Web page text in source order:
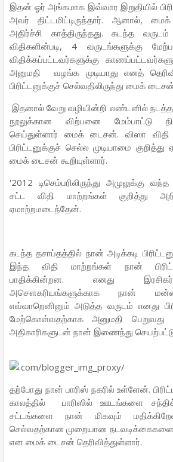
இதன் ஓர் அங்கமாக இவ்வார இறுதியில்
அவர் திட்டமிட்டிருந்தார். ஆனால்,
அதிர்ச்சி காத்திருந்தது. கடந்த
விதிகளின்படி, 4 வருடங்களுக்கு
விதிக்கப்பட்டவர்களுக்கு
அனுமதி வழங்க முடியாது எனத்
பிரிட்டனுக்குச் செல்வதிலிருந்து மைக்
இதனால் வேறு வழியின்றி லண்டனில்
நூலுக்கான விற்பனை மேம்பாட்டு
செய்துள்ளார் மைக் டைசன். விஸா விதி
பிரிட்டனுக்குச் செல்ல முடியாமை
மைக் டைசன் கூறியுள்ளார்.
'2012 டிசெம்பரிலிருந்து அமுலுக்கு வந்த
சட்ட விதி மாற்றங்கள் குறித்து
ஏமாற்றமடைந்தேன்.
கடந்த தசாப்தத்தில் நான் அடிக்கடி
இந்த விதி மாற்றங்கள் நான்
பாதிக்கின்றன. எனது
அசௌகரியங்களுக்காக நான்
எவ்வாறெனினும் அடுத்த வருடம் எனது
மேற்கொள்வதற்காக அனுமதி பெறுவது
அதிகாரிகளுடன் நான் இணைந்து
தற்போது நான் பாரிஸ் நகரில் உள்ளேன்.
காலத்தில் பாரிஸில் ஊடங்களை
சட்டங்களை நான் மிகவும்
செல்வதற்கான முறையான
என மைக் டைசன் தெரிவித்துள்ளார்.